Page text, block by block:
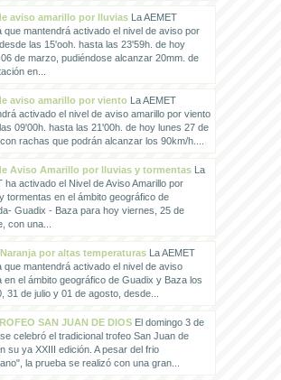
aviso amarillo por lluviasLa AEMET
que mantendrá activado el nivel de aviso por
las 15'ooh. hasta las 23'59h. de hoy
de marzo, pudiéndose alcanzar 20mm. de
en...
aviso amarillo por vientoLa AEMET
activado el nivel de aviso amarillo por viento
09'00h. hasta las 21'00h. de hoy lunes 27 de
rachas que podrán alcanzar los 90km/h....
Aviso Amarillo por lluvias y tormentasLa
ha activado el Nivel de Aviso Amarillo por
tormentas en el ámbito geográfico de
Guadix - Baza para hoy viernes, 25 de
con una...
por altas temperaturasLa AEMET
que mantendrá activado el nivel de aviso
en el ámbito geográfico de Guadix y Baza los
31 de julio y 01 de agosto, desde...
SAN JUAN DE DIOSEl domingo 3 de
celebró el tradicional trofeo San Juan de
su ya XXIII edición. A pesar del frio
la prueba se realizó con una gran...